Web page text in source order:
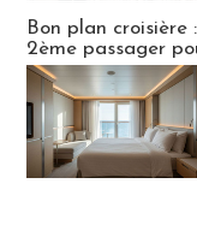
Bon plan croisière
2ème passager